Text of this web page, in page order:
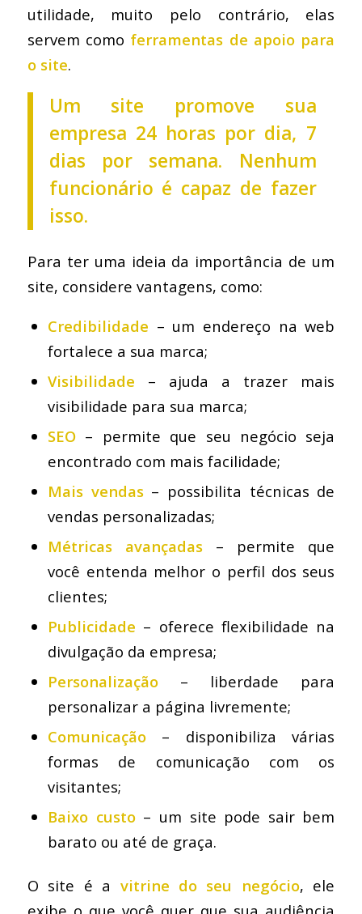
utilidade, muito pelo contrário, elas
servem como ferramentas de apoio para
o site.
Um site promove sua
empresa 24 horas por dia, 7
dias por semana. Nenhum
funcionário é capaz de fazer
isso.
Para ter uma ideia da importância de um
site, considere vantagens, como:
Credibilidade – um endereço na web
fortalece a sua marca;
Visibilidade – ajuda a trazer mais
visibilidade para sua marca;
SEO– permite que seu negócio seja
encontrado com mais facilidade;
Mais vendas– possibilita técnicas de
vendas personalizadas;
Métricas avançadas – permite que
você entenda melhor o perfil dos seus
clientes;
Publicidade – oferece flexibilidade na
divulgação da empresa;
Personalização– liberdade para
personalizar a página livremente;
Comunicação– disponibiliza várias
formas de comunicação com os
visitantes;
Baixo custo– um site pode sair bem
barato ou até de graça.
O site é a vitrine do seu negócio, ele